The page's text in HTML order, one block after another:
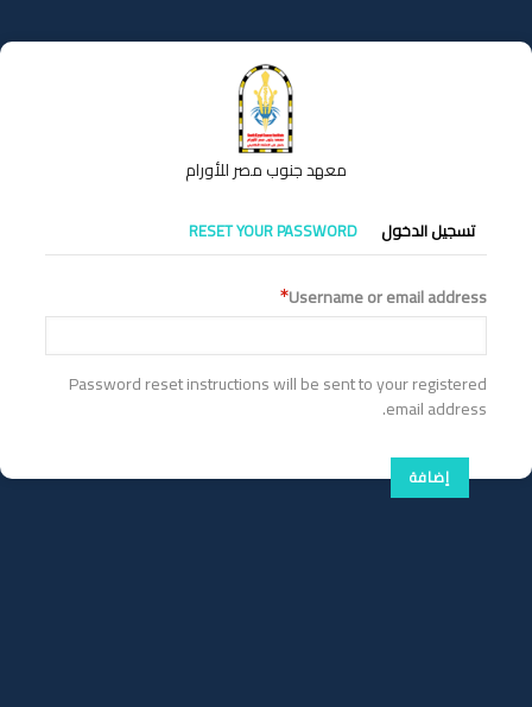
إلى
المحتوى
معهد جنوب مصر للأورام
التبويبات
الأساسية
تسجيل الدخول RESET YOUR PASSWORD
Username or email address
Password reset instructions will be sent to your registered
email address.